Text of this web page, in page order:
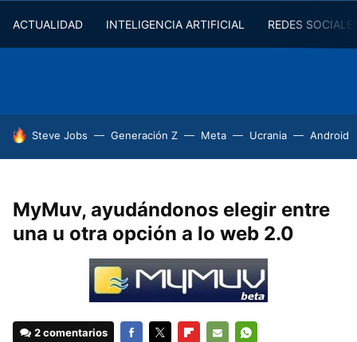
ACTUALIDAD INTELIGENCIA ARTIFICIAL REDES
HOY SE HABLA DE
Steve Jobs Generación Z Meta Ucrania Android
MyMuv, ayudándonos elegir entre
una u otra opción a lo web 2.0
2 comentarios